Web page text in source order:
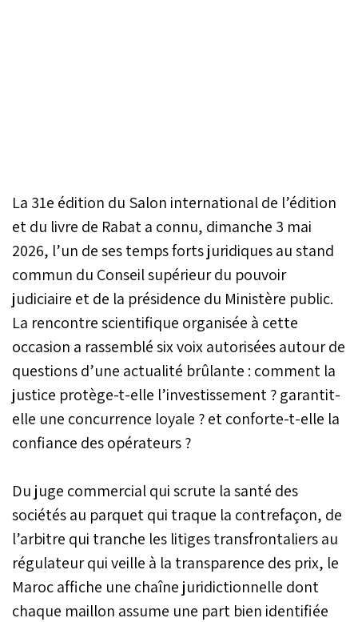
La 31e édition du Salon international de l’édition
et du livre de Rabat a connu, dimanche 3 mai
2026, l’un de ses temps forts juridiques au stand
commun du Conseil supérieur du pouvoir
judiciaire et de la présidence du Ministère public.
La rencontre scientifique organisée à cette
occasion a rassemblé six voix autorisées autour de
questions d’une actualité brûlante : comment la
justice protège-t-elle l’investissement ? garantit-
elle une concurrence loyale ? et conforte-t-elle la
confiance des opérateurs ?
Du juge commercial qui scrute la santé des
sociétés au parquet qui traque la contrefaçon, de
l’arbitre qui tranche les litiges transfrontaliers au
régulateur qui veille à la transparence des prix, le
Maroc affiche une chaîne juridictionnelle dont
chaque maillon assume une part bien identifiée